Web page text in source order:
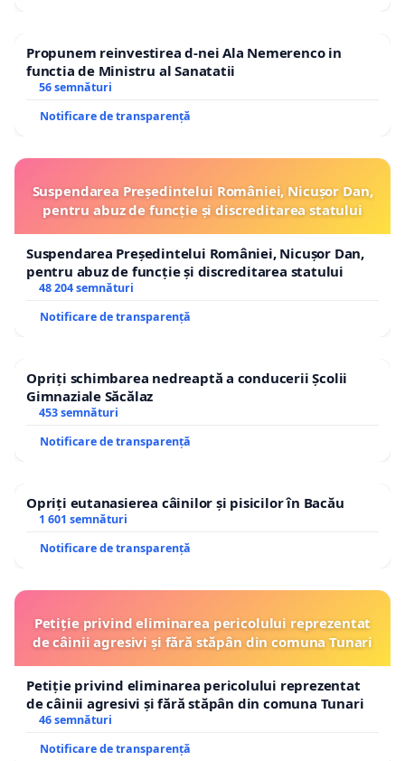
Propunem reinvestirea d-nei Ala Nemerenco in
functia de Ministru al Sanatatii
56 semnături
Notificare de transparență
Suspendarea Președintelui României, Nicușor Dan,
pentru abuz de funcție și discreditarea statului
Suspendarea Președintelui României, Nicușor Dan,
pentru abuz de funcție și discreditarea statului
48 204 semnături
Notificare de transparență
Opriți schimbarea nedreaptă a conducerii Școlii
Gimnaziale Săcălaz
453 semnături
Notificare de transparență
Opriți eutanasierea câinilor și pisicilor în Bacău
1 601 semnături
Notificare de transparență
Petiție privind eliminarea pericolului reprezentat
de câinii agresivi și fără stăpân din comuna Tunari
Petiție privind eliminarea pericolului reprezentat
de câinii agresivi și fără stăpân din comuna Tunari
46 semnături
Notificare de transparență